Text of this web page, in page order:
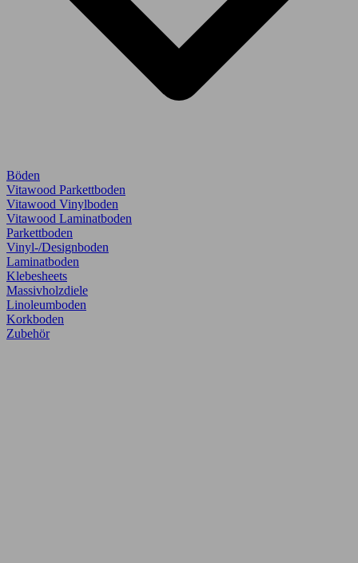
Böden
Vitawood Parkettboden
Vitawood Vinylboden
Vitawood Laminatboden
Parkettboden
Vinyl-/Designboden
Laminatboden
Klebesheets
Massivholzdiele
Linoleumboden
Korkboden
Zubehör